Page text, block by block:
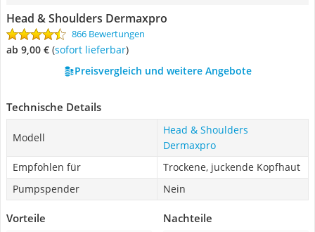
Head & Shoulders Dermaxpro
866 Bewertungen
ab 9,00 € ( Sofort lieferbar)
Preisvergleich und weitere Angebote
Technische Details
Modell
Head & Shoulders
Dermaxpro
Empfohlen für
Trockene, juckende Kopfhaut
Pumpspender
Nein
Vorteile Nachteile